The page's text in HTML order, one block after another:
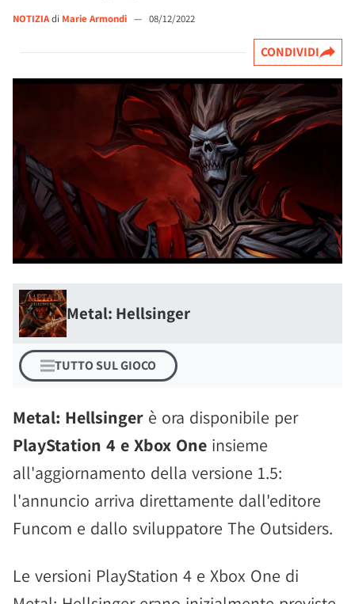
NOTIZIAdi Marie Armondi — 08/12/2022
CONDIVIDI
Metal: Hellsinger
TUTTO SUL GIOCO
Metal: Hellsinger è ora disponibile per
PlayStation 4 e Xbox One insieme
all'aggiornamento della versione 1.5:
l'annuncio arriva direttamente dall'editore
Funcom e dallo sviluppatore The Outsiders.
Le versioni PlayStation 4 e Xbox One di